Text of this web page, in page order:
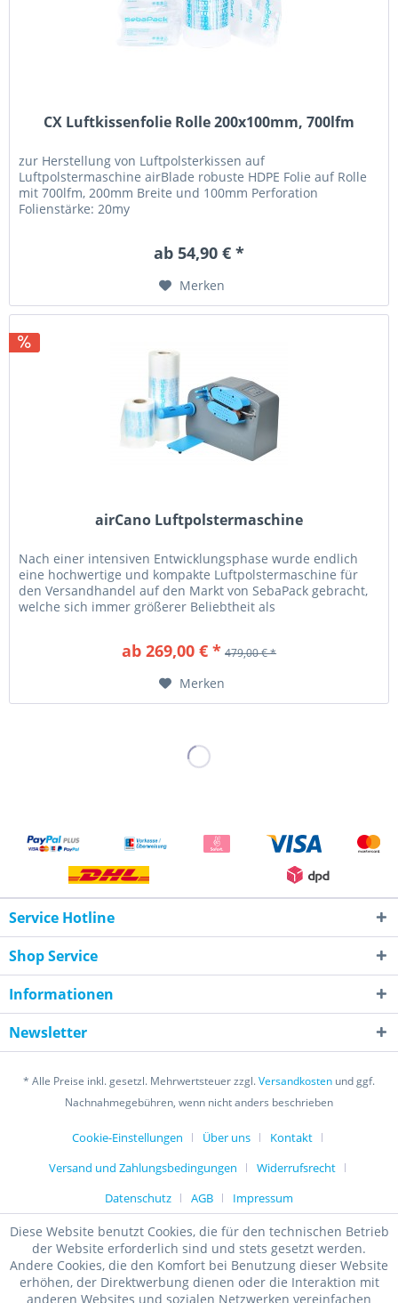
CX Luftkissenfolie Rolle 200x100mm, 700lfm
zur Herstellung von Luftpolsterkissen auf
Luftpolstermaschine airBlade robuste HDPE Folie auf Rolle
mit 700lfm, 200mm Breite und 100mm Perforation
Folienstärke: 20my
ab 54,90 € *
Merken
airCano Luftpolstermaschine
Nach einer intensiven Entwicklungsphase wurde endlich
eine hochwertige und kompakte Luftpolstermaschine für
den Versandhandel auf den Markt von SebaPack gebracht,
welche sich immer größerer Beliebtheit als
ab 269,00 € * 479,00 € *
Merken
Service Hotline
Shop Service
Informationen
Newsletter
* Alle Preise inkl. gesetzl. Mehrwertsteuer zzgl.Versandkosten und ggf.
Nachnahmegebühren, wenn nicht anders beschrieben
Cookie-Einstellungen Über uns
Kontakt
Versand und Zahlungsbedingungen
Widerrufsrecht
Datenschutz
AGB Impressum
Diese Website benutzt Cookies, die für den technischen Betrieb
der Website erforderlich sind und stets gesetzt werden.
Andere Cookies, die den Komfort bei Benutzung dieser Website
erhöhen, der Direktwerbung dienen oder die Interaktion mit
anderen Websites und sozialen Netzwerken vereinfachen